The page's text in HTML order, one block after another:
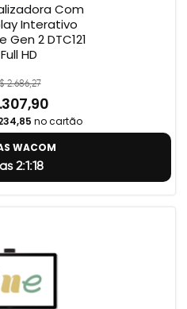
Com
Interativo
2 DTC121
HD
2.686,27
no cartão
WACOM
2:1:17